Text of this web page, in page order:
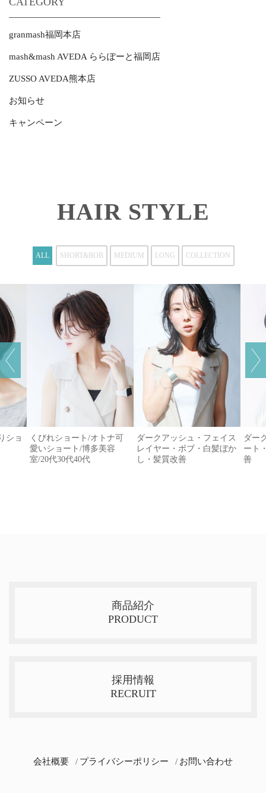
granmash福岡本店
mash&mash AVEDA ららぽーと福岡店
ZUSSO AVEDA熊本店
お知らせ
キャンペーン
HAIR STYLE
ALL SHORT&BOB MEDIUM LONG COLLECTION
ショ
くびれショート/オトナ可
愛いショート/博多美容
室/20代30代40代
ダークアッシュ・フェイス
レイヤー・ボブ・白髪ぼか
し・髪質改善
ダー
ート
善
商品紹介
PRODUCT
採用情報
RECRUIT
会社概要 プライバシーポリシー お問い合わせ